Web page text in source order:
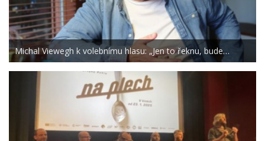
Michal Viewegh k volebnímu hlasu: „Jen to řeknu, bude…